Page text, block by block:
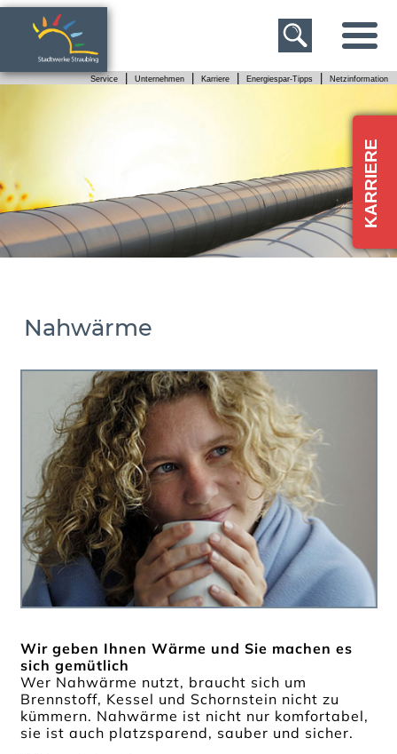
Service Unternehmen Karriere Energiespar-Tipps Netzinformation
Nahwärme
Wir geben Ihnen Wärme und Sie machen es
sich gemütlich
Wer Nahwärme nutzt, braucht sich um
Brennstoff, Kessel und Schornstein nicht zu
kümmern. Nahwärme ist nicht nur komfortabel,
sie ist auch platzsparend, sauber und sicher.